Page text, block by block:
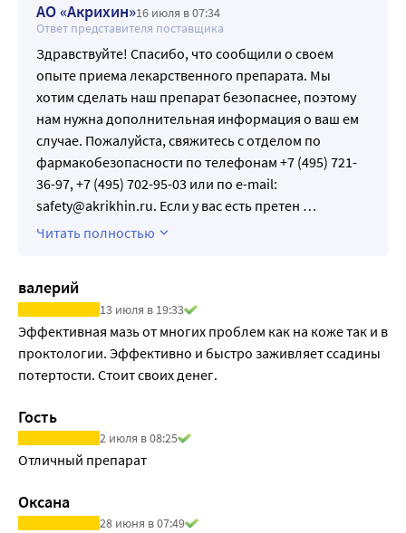
АО «Акрихин»16 июля в 07:34
Ответ представителя поставщика
Здравствуйте! Спасибо, что сообщили о своем
опыте приема лекарственного препарата. Мы
хотим сделать наш препарат безопаснее, поэтому
нам нужна дополнительная информация о ваш ем
случае. Пожалуйста, свяжитесь с отделом по
фармакобезопасности по телефонам +7 (495) 721-
36-97, +7 (495) 702-95-03 или по e-mail:
safety@akrikhin.ru. Если у вас есть претен …
Читать полностью
валерий
13 июля в 19:33
Эффективная мазь от многих проблем как на коже так и в
проктологии. Эффективно и быстро заживляет ссадины
потертости. Стоит своих денег.
Гость
2 июля в 08:25
Отличный препарат
Оксана
28 июня в 07:49